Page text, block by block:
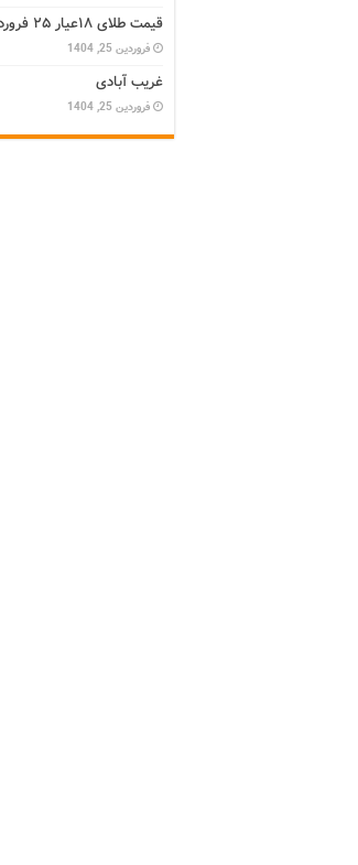
قیمت طلای ۱۸عیار ۲۵ فروردین ۱۴۰۴
فروردین 25, 1404
غریب آبادی
فروردین 25, 1404